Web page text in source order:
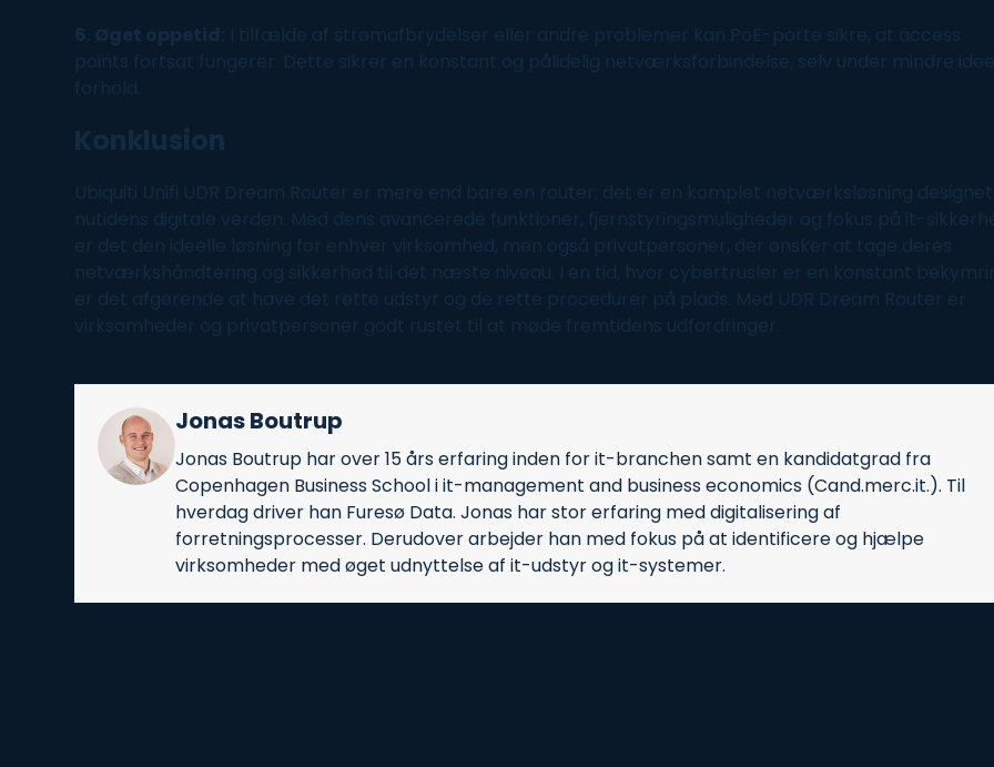
6. Øget oppetid: I tilfælde af strømafbrydelser eller andre problemer kan PoE-porte sikre, at access
points fortsat fungerer. Dette sikrer en konstant og pålidelig netværksforbindelse, selv under mindre
forhold.
Konklusion
Ubiquiti Unifi UDR Dream Router er mere end bare en router; det er en komplet netværksløsning
nutidens digitale verden. Med dens avancerede funktioner, fjernstyringsmuligheder og fokus på it-
er det den ideelle løsning for enhver virksomhed, men også privatpersoner, der ønsker at tage deres
netværkshåndtering og sikkerhed til det næste niveau. I en tid, hvor cybertrusler er en konstant
er det afgørende at have det rette udstyr og de rette procedurer på plads. Med UDR Dream Router er
virksomheder og privatpersoner godt rustet til at møde fremtidens udfordringer.
Jonas Boutrup
Jonas Boutrup har over 15 års erfaring inden for it-branchen samt en kandidatgrad fra
Copenhagen Business School i it-management and business economics (Cand.merc.it.). Til
hverdag driver han Furesø Data. Jonas har stor erfaring med digitalisering af
forretningsprocesser. Derudover arbejder han med fokus på at identificere og hjælpe
virksomheder med øget udnyttelse af it-udstyr og it-systemer.